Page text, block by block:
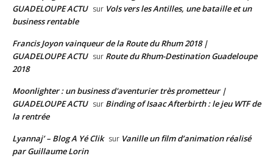
GUADELOUPE ACTU sur Vols vers les Antilles, une bataille et un
business rentable
Francis Joyon vainqueur de la Route du Rhum 2018 |
GUADELOUPE ACTU sur Route du Rhum-Destination Guadeloupe
2018
Moonlighter : un business d'aventurier très prometteur |
GUADELOUPE ACTU sur Binding of Isaac Afterbirth : le jeu WTF de
la rentrée
Lyannaj’ – Blog A Yé Clik sur Vanille un film d’animation réalisé
par Guillaume Lorin